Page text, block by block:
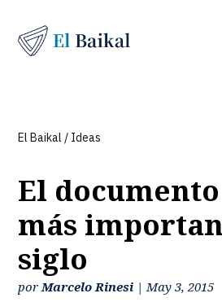
El Baikal / Ideas
El
más
siglo
porMarcelo Rinesi |May 3, 2015